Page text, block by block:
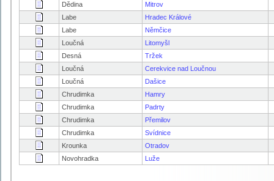
Dědina
Mitrov
Labe
Hradec Králové
Labe
Němčice
Loučná
Litomyšl
Desná
Tržek
Loučná
Cerekvice nad Loučnou
Loučná
Dašice
Chrudimka
Hamry
Chrudimka
Padrty
Chrudimka
Přemilov
Chrudimka
Svídnice
Krounka
Otradov
Novohradka
Luže